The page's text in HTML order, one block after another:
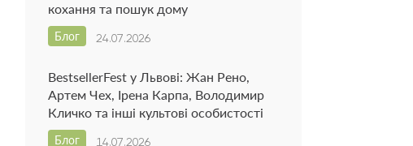
кохання та пошук дому
24.07.2026
Блог
BestsellerFest у Львові: Жан Рено,
Артем Чех, Ірена Карпа, Володимир
Кличко та інші культові особистості
14.07.2026
Блог